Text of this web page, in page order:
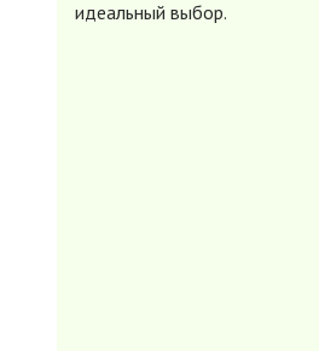
идеальный выбор.